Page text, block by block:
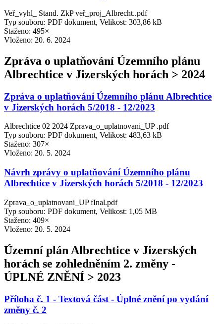
Veř_vyhl_ Stand. ZkP veř_proj_Albrecht..pdf
Typ souboru: PDF dokument, Velikost: 303,86 kB
Staženo: 495×
Vloženo: 20. 6. 2024
Zpráva o uplatňování Územního plánu
Albrechtice v Jizerských horách > 2024
Zpráva o uplatňování Územního plánu Albrechtice
v Jizerských horách 5/2018 - 12/2023
Albrechtice 02 2024 Zprava_o_uplatnovani_UP .pdf
Typ souboru: PDF dokument, Velikost: 483,63 kB
Staženo: 307×
Vloženo: 20. 5. 2024
Návrh zprávy o uplatňování Územního plánu
Albrechtice v Jizerských horách 5/2018 - 12/2023
Zprava_o_uplatnovani_UP fInal.pdf
Typ souboru: PDF dokument, Velikost: 1,05 MB
Staženo: 409×
Vloženo: 20. 5. 2024
Územní plán Albrechtice v Jizerských
horách se zohledněním 2. změny -
ÚPLNÉ ZNĚNÍ > 2023
Příloha č. 1 - Textová část - Úplné znění po vydání
změny č. 2